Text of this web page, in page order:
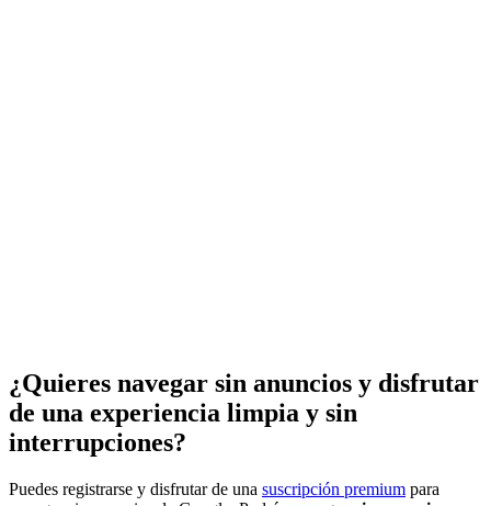
¿Quieres navegar sin anuncios y disfrutar
de una experiencia limpia y sin
interrupciones?
Puedes registrarse y disfrutar de una suscripción premium para